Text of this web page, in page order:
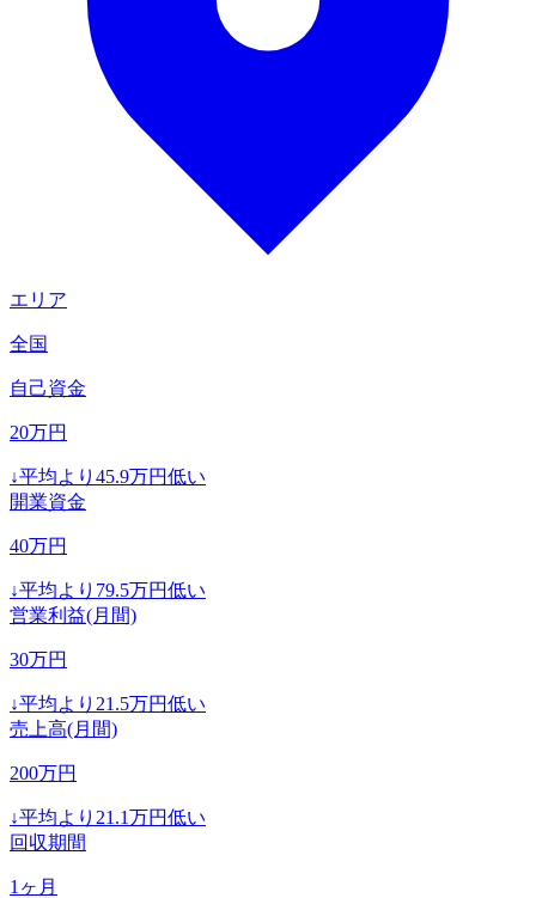
エリア
全国
自己資金
20万円
↓平均より 45.9万円低い
開業資金
40万円
↓平均より 79.5万円低い
営業利益(月間)
30万円
↓平均より 21.5万円低い
売上高(月間)
200万円
↓平均より 21.1万円低い
回収期間
1 ヶ月